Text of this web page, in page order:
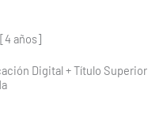
[4 años]
Digital + Título Superior